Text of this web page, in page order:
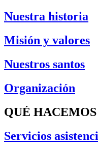
Nuestra historia
Misión y valores
Nuestros santos
Organización
QUÉ HACEMOS
Servicios